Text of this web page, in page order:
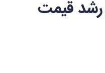
رشد قیمت